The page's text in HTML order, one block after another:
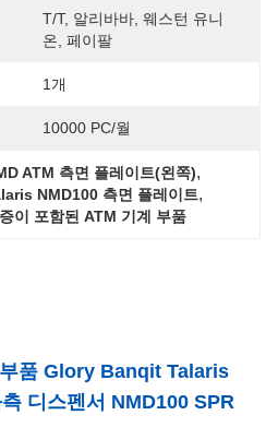
T/T, 알리바바, 웨스턴 유니
온, 페이팔
1개
10000 PC/월
ATM 측면 플레이트(왼쪽),
NMD100 측면 플레이트,
이 포함된 ATM 기계 부품
품 Glory Banqit Talaris
디스펜서 NMD100 SPR